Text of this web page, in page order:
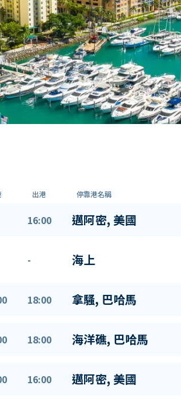
出港 停靠港名稱
16:00 邁阿密, 美國
- 海上
18:00 拿騷, 巴哈馬
18:00 海洋礁, 巴哈馬
16:00 邁阿密, 美國